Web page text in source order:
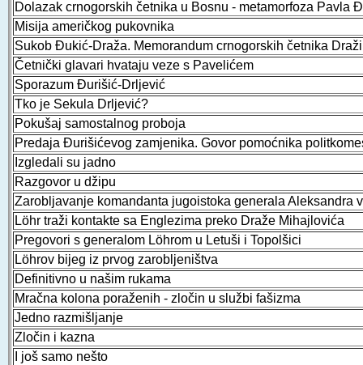
Dolazak crnogorskih četnika u Bosnu - metamorfoza Pavla
Misija američkog pukovnika
Sukob Đukić-Draža. Memorandum crnogorskih četnika
Četnički glavari hvataju veze s Pavelićem
Sporazum Đurišić-Drljević
Tko je Sekula Drljević?
Pokušaj samostalnog proboja
Predaja Đurišićevog zamjenika. Govor pomoćnika
Izgledali su jadno
Razgovor u džipu
Zarobljavanje komandanta jugoistoka generala Aleksandra
Löhr traži kontakte sa Englezima preko Draže Mihajlovića
Pregovori s generalom Löhrom u Letuši i Topolšici
Löhrov bijeg iz prvog zarobljeništva
Definitivno u našim rukama
Mračna kolona poraženih - zločin u službi fašizma
Jedno razmišljanje
Zločin i kazna
I još samo nešto